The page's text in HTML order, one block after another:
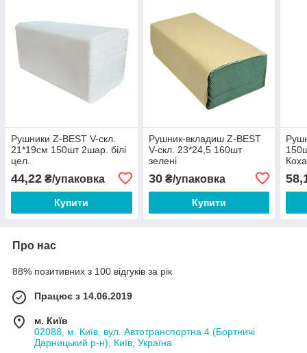
Рушники Z-BEST V-скл.
21*19см 150шт 2шар. білі
цел.
44,22 ₴/упаковка
Купити
Рушник-вкладиш Z-BEST
V-скл. 23*24,5 160шт
зелені
30₴/упаковка
Купити
Про нас
88% позитивних з 100 відгуків за рік
Працює з 14.06.2019
м. Київ
02088, м. Київ, вул. Автотранспортна 4 (Бортничі
Дарницький р-н), Київ, Україна